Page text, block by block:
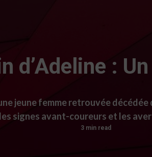
d’Adeline :
jeune femme retrouvée
signes avant-coureurs et les
3 min read